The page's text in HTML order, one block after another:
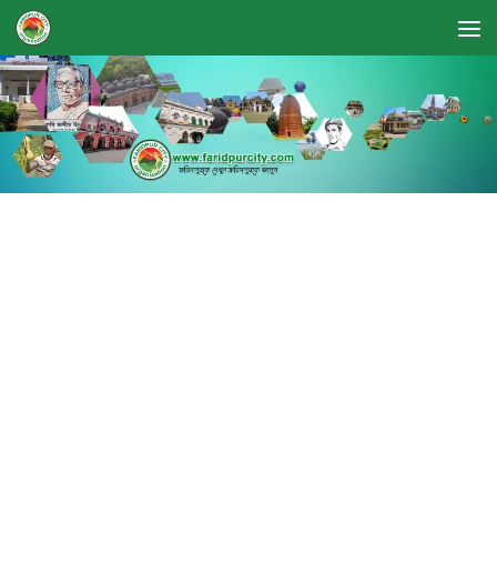
Skip to content